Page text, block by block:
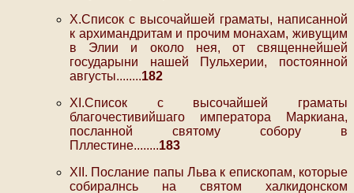
X.Список с высочайшей граматы, написанной
к архимандритам и прочим монахам, живущим
в Элии и около нея, от священнейшей
государыни нашей Пульхерии, постоянной
августы........182
XI.Список с высочайшей граматы
благочестивийшаго императора Маркиана,
посланной святому собору в
Пллестине........183
XII. Послание папы Льва к епископам, которые
собиралнсь на святом халкидонском